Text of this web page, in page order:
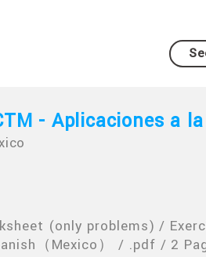
- Aplicaciones a
(only problems) /
（Mexico） / .pdf / 2